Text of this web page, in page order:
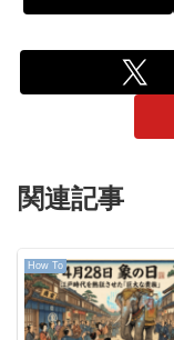
関連記事
How To